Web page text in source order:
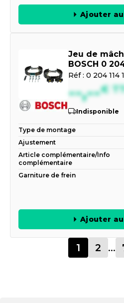
Ajouter
Jeu de
BOSCH 0
Réf : 0 204 114
--,--€
Indisponible
Type de montage
Ajustement
Article complémentaire/Info
complémentaire
Garniture de frein
Ajouter
1 2 ...